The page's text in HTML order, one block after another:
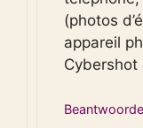
(photos
appareil
Cybershot